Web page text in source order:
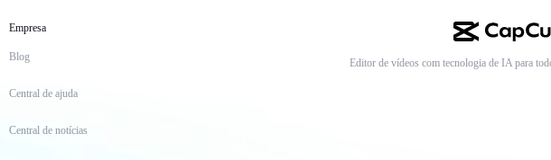
Empresa
Blog
Central de ajuda
Central de notícias
Editor de vídeos com tecnologia de IA para